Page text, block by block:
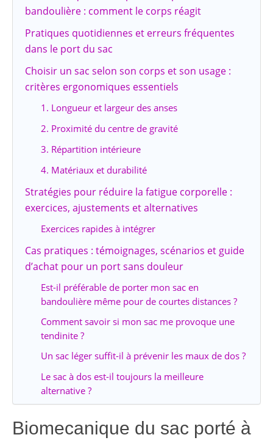
bandoulière : comment le corps réagit
Pratiques quotidiennes et erreurs fréquentes
dans le port du sac
Choisir un sac selon son corps et son usage :
critères ergonomiques essentiels
1. Longueur et largeur des anses
2. Proximité du centre de gravité
3. Répartition intérieure
4. Matériaux et durabilité
Stratégies pour réduire la fatigue corporelle :
exercices, ajustements et alternatives
Exercices rapides à intégrer
Cas pratiques : témoignages, scénarios et guide
d’achat pour un port sans douleur
Est-il préférable de porter mon sac en
bandoulière même pour de courtes distances ?
Comment savoir si mon sac me provoque une
tendinite ?
Un sac léger suffit-il à prévenir les maux de dos ?
Le sac à dos est-il toujours la meilleure
alternative ?
Biomecanique du sac porté à